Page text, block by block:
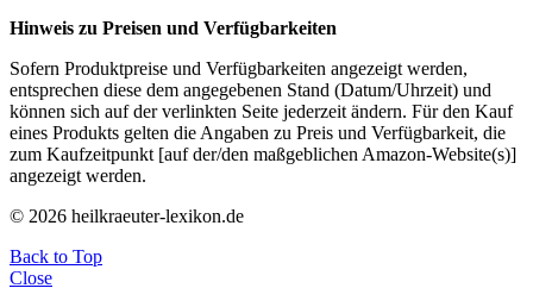
Hinweis zu Preisen und Verfügbarkeiten
Sofern Produktpreise und Verfügbarkeiten angezeigt werden,
entsprechen diese dem angegebenen Stand (Datum/Uhrzeit) und
können sich auf der verlinkten Seite jederzeit ändern. Für den Kauf
eines Produkts gelten die Angaben zu Preis und Verfügbarkeit, die
zum Kaufzeitpunkt [auf der/den maßgeblichen Amazon-Website(s)]
angezeigt werden.
© 2026 heilkraeuter-lexikon.de
Back to Top
Close